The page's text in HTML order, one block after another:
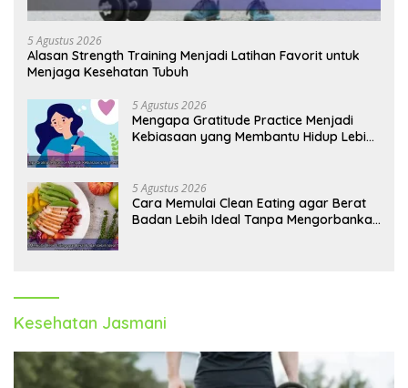
5 Agustus 2026
Alasan Strength Training Menjadi Latihan Favorit untuk
Menjaga Kesehatan Tubuh
5 Agustus 2026
Mengapa Gratitude Practice Menjadi
Kebiasaan yang Membantu Hidup Lebih
5 Agustus 2026
Cara Memulai Clean Eating agar Berat
Badan Lebih Ideal Tanpa Mengorbankan
Kesehatan Jasmani